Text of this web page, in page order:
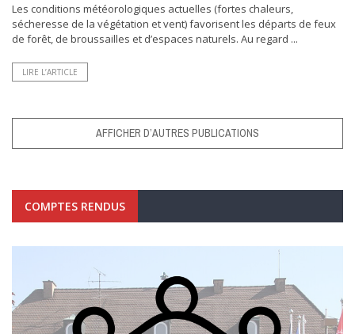
Les conditions météorologiques actuelles (fortes chaleurs,
sécheresse de la végétation et vent) favorisent les départs de feux
de forêt, de broussailles et d’espaces naturels. Au regard ...
LIRE L’ARTICLE
AFFICHER D’AUTRES PUBLICATIONS
COMPTES RENDUS